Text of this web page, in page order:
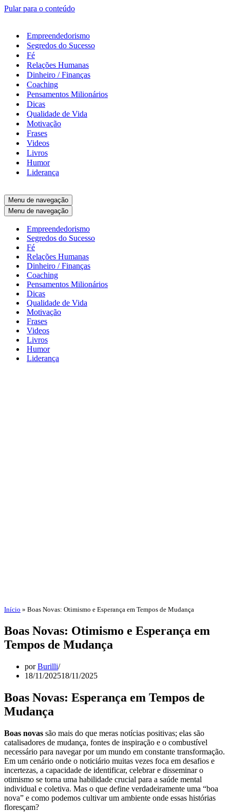
Pular para o conteúdo
Empreendedorismo
Segredos do Sucesso
Fé
Relações Humanas
Dinheiro / Finanças
Coaching
Pensamentos Milionários
Dicas
Qualidade de Vida
Motivação
Frases
Videos
Livros
Humor
Liderança
Menu de navegação
Menu de navegação
Empreendedorismo
Segredos do Sucesso
Fé
Relações Humanas
Dinheiro / Finanças
Coaching
Pensamentos Milionários
Dicas
Qualidade de Vida
Motivação
Frases
Videos
Livros
Humor
Liderança
Início » Boas Novas: Otimismo e Esperança em Tempos de Mudança
Boas Novas: Otimismo e Esperança em
Tempos de Mudança
porBurilli
18/11/202518/11/2025
Boas Novas: Esperança em Tempos de
Mudança
Boas novas são mais do que meras notícias positivas; elas são
catalisadores de mudança, fontes de inspiração e o combustível
necessário para navegar por um mundo em constante transformação.
Em um cenário onde o noticiário muitas vezes foca em desafios e
incertezas, a capacidade de identificar, celebrar e disseminar o
otimismo se torna uma habilidade crucial para a saúde mental
individual e coletiva. Mas o que define verdadeiramente uma “boa
nova” e como podemos cultivar um ambiente onde essas histórias
floresçam?